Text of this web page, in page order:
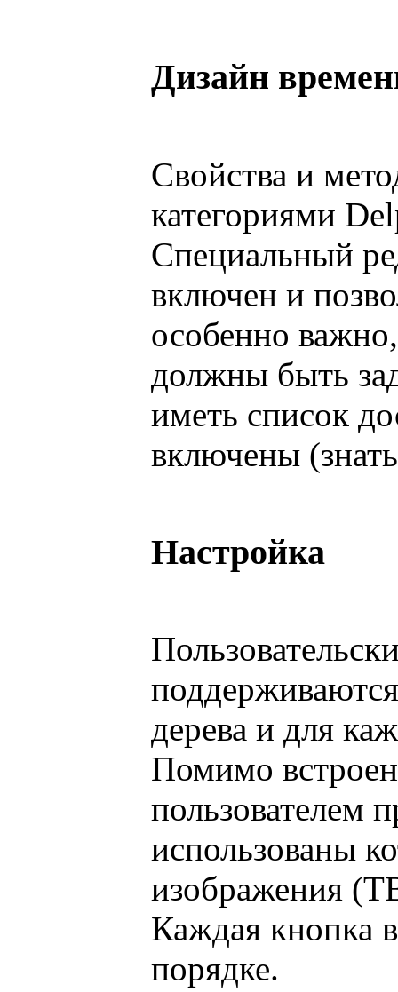
Дизайн
Свойства и
категориями
Специальный
включен и
особенно
должны быть
иметь список
включены
Настройка
дерева и для
Помимо
пользователем
использованы
изображения
Каждая кнопка
порядке.